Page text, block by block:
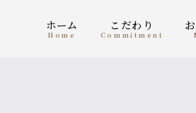
ホーム
home
こだわり
Commitment